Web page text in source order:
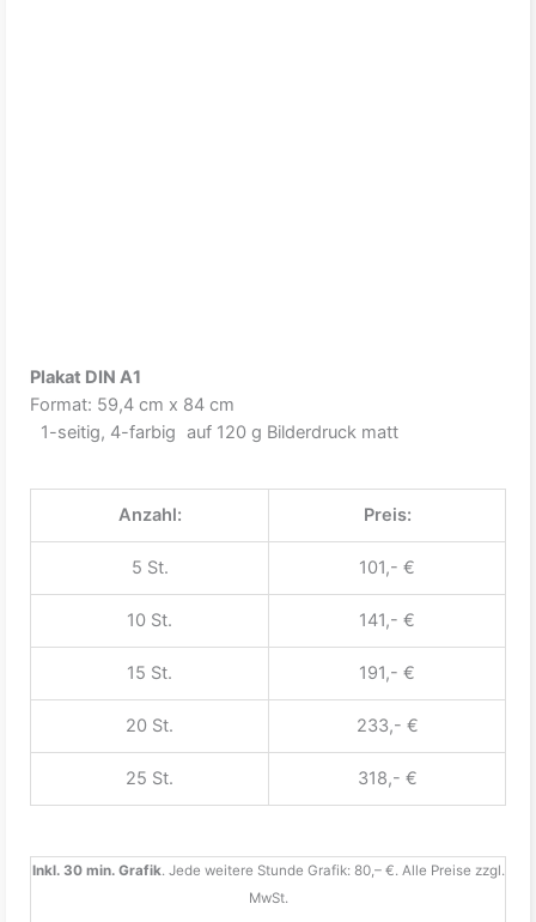
Plakat DIN A1
Format: 59,4 cm x 84 cm
1-seitig, 4-farbig auf 120 g Bilderdruck matt
Anzahl: Preis:
5 St. 101,- €
10 St. 141,- €
15 St. 191,- €
20 St. 233,- €
25 St. 318,- €
Inkl. 30 min. Grafik. Jede weitere Stunde Grafik: 80,– €. Alle Preise zzgl.
MwSt.